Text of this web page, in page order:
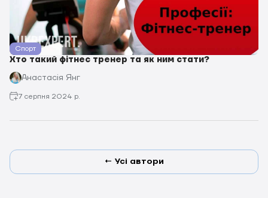
Спорт
Хто такий фітнес тренер та як ним стати?
Анастасія Янг
7 серпня 2024 р.
← Усі автори